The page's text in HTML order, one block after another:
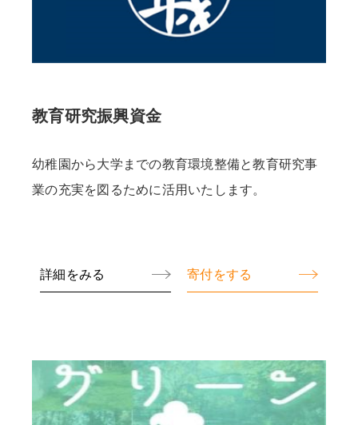
教育研究振興資金
幼稚園から大学までの教育環境整備と教育研究事
業の充実を図るために活用いたします。
詳細をみる 寄付をする